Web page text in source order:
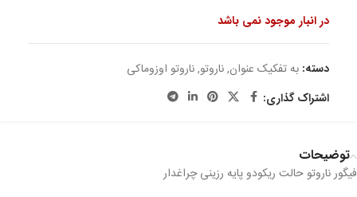
در انبار موجود نمی باشد
دسته: به تفکیک عنوان,ناروتو,ناروتو اوزوماکی
اشتراک گذاری:
توضیحات
فیگور ناروتو حالت ریکودو پایه رزینی چراغدار